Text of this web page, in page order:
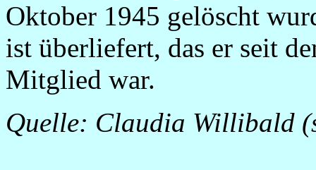
Oktober 1945 gelöscht
ist überliefert, das er seit
Mitglied war.
Quelle: Claudia Willibald (